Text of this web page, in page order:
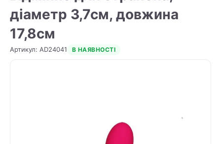
діаметр 3,7см, довжина
17,8см
Артикул: AD24041 В НАЯВНОСТІ